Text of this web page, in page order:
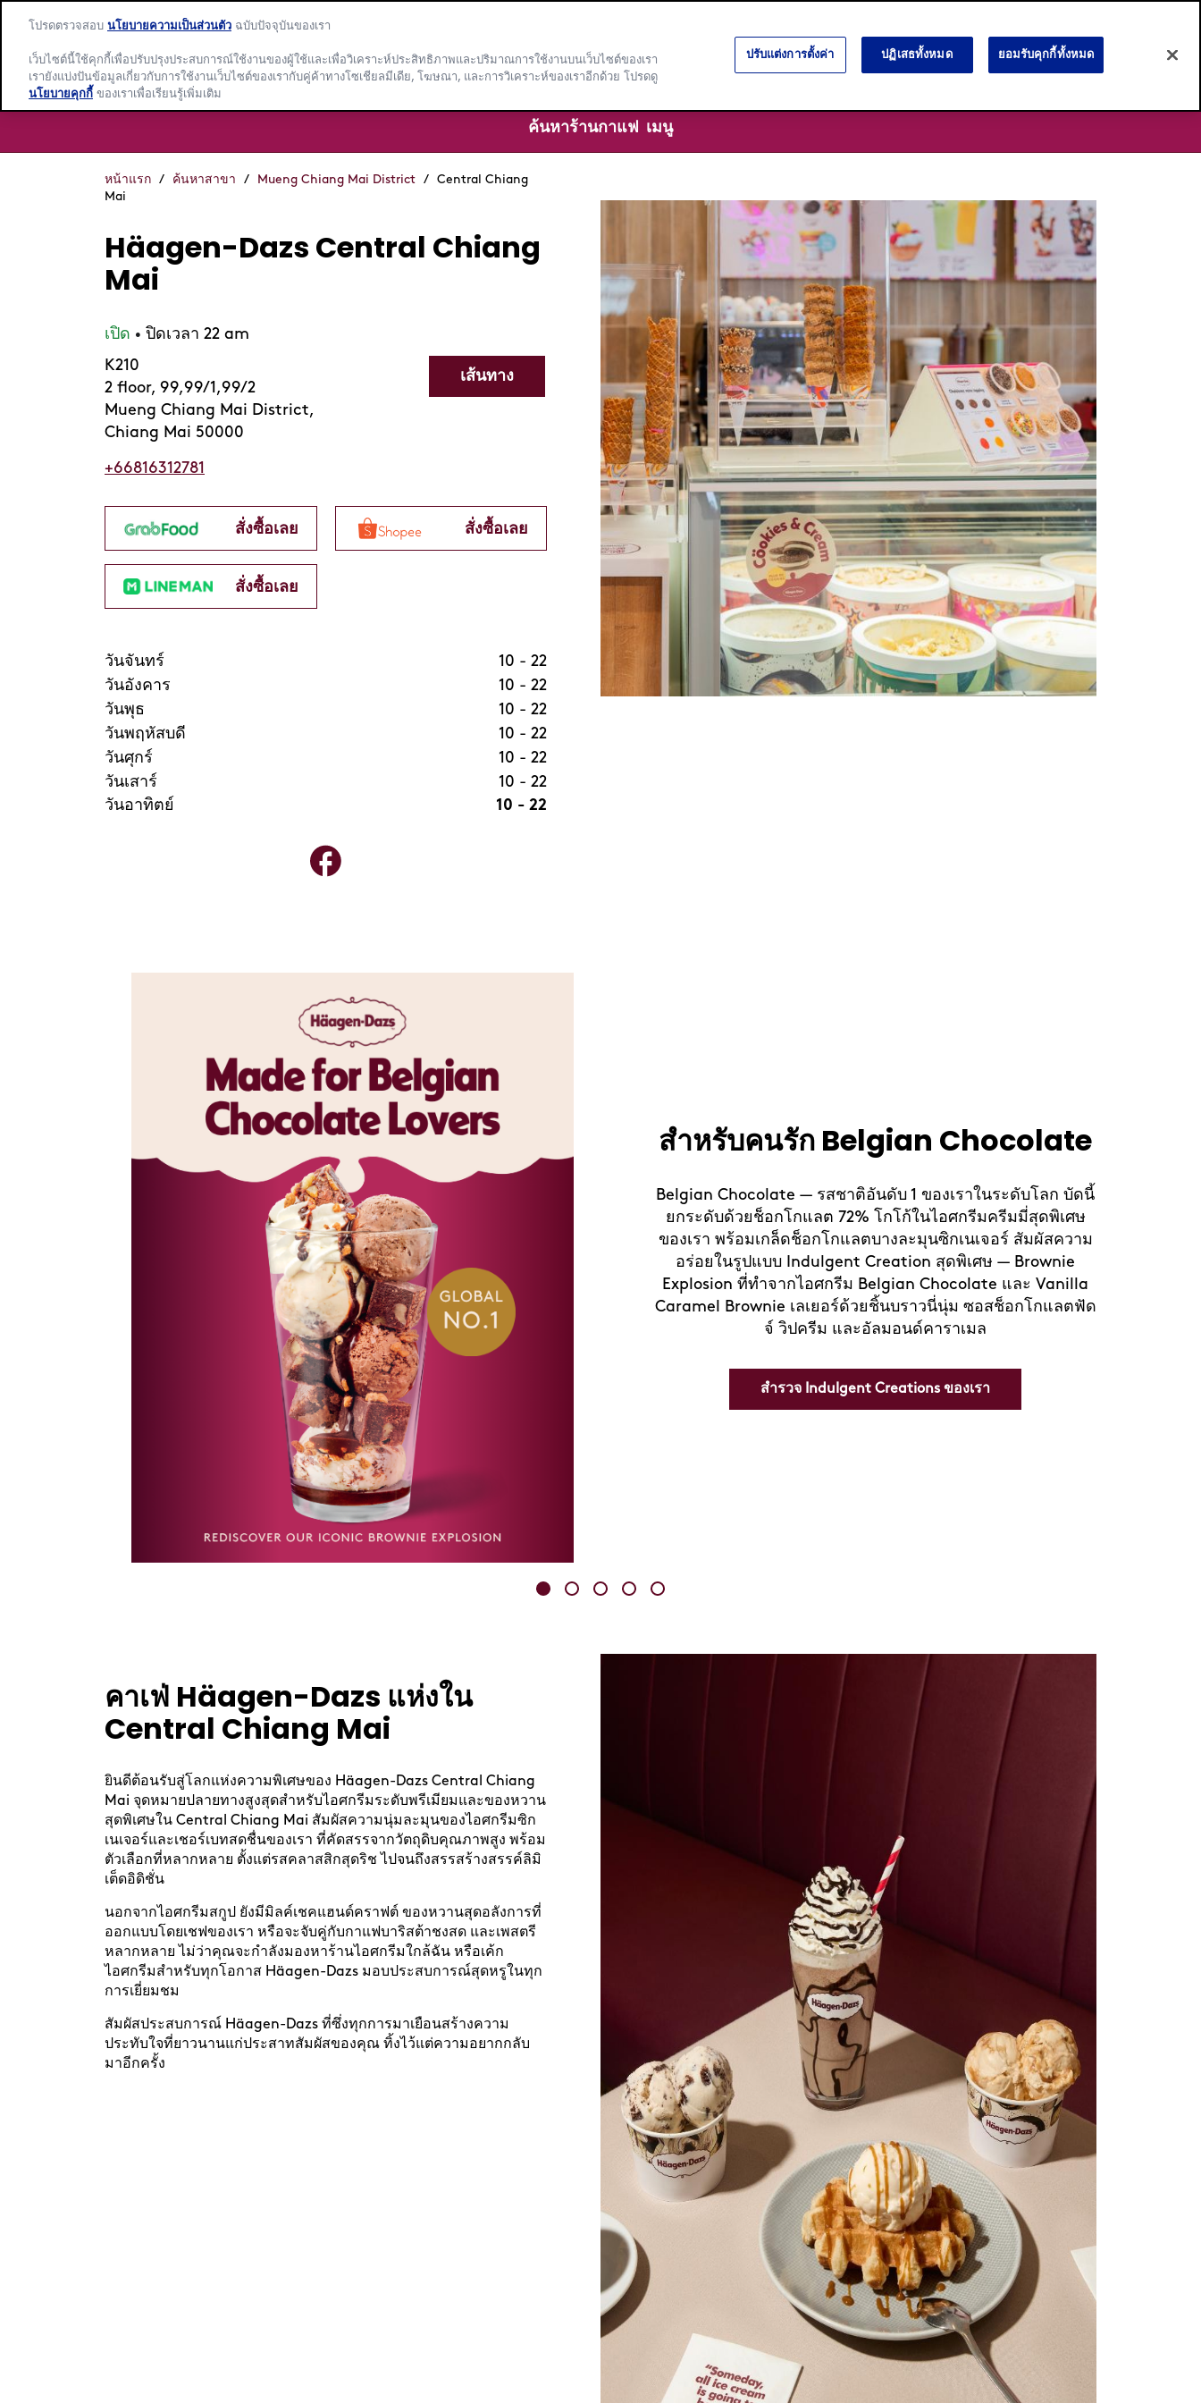
ค้นหาร้านกาแฟ เมนู
หน้าแรก / ค้นหาสาขา / Mueng Chiang Mai District /
Central Chiang
Mai
Häagen-Dazs Central Chiang
Mai
เปิด • ปิดเวลา 22 am
K210
2 floor, 99,99/1,99/2
Mueng Chiang Mai District,
Chiang Mai 50000
เส้นทาง
+66816312781
สั่งซื้อเลย สั่งซื้อเลย
สั่งซื้อเลย
วันจันทร์ 10 - 22
วันอังคาร
10 - 22
วันพุธ
10 - 22
วันพฤหัสบดี
10 - 22
วันศุกร์
10 - 22
วันเสาร์
10 - 22
วันอาทิตย์
10 - 22
ชื่นใจกับ Fruity Creations
พักผ่อนอย่างสดชื่นกับเครื่องดื่มซอร์เบทลิมิเต็ดอิดิชั่นของเรา ที่
สร้างสรรค์มาเพื่อมอบความสดใสเบาๆ ในทุกจิบ ผสมผสานด้วย
ซอร์เบทซิกเนเจอร์ Häagen-Dazs ทุกอึกจึงเต็มเปี่ยมไปด้วย
ความสดชื่นของผลไม้ — เหมาะสำหรับคลายร้อนในวันที่อากาศ
อบอุ่น แวะมาที่ร้านและค้นพบวิธีใหม่สุดโปรดในการชื่นใจของ
คาเฟ่ Häagen-Dazs แห่งใน
Central Chiang Mai
ยินดีต้อนรับสู่โลกแห่งความพิเศษของ Häagen-Dazs Central Chiang
Mai จุดหมายปลายทางสูงสุดสำหรับไอศกรีมระดับพรีเมียมและของหวาน
สุดพิเศษใน Central Chiang Mai สัมผัสความนุ่มละมุนของไอศกรีมซิก
เนเจอร์และเชอร์เบทสดชื่นของเรา ที่คัดสรรจากวัตถุดิบคุณภาพสูง พร้อม
ตัวเลือกที่หลากหลาย ตั้งแต่รสคลาสสิกสุดริช ไปจนถึงสรรสร้างสรรค์ลิมิ
เต็ดอิดิชั่น
นอกจากไอศกรีมสกูป ยังมีมิลค์เชคแฮนด์คราฟต์ ของหวานสุดอลังการที่
ออกแบบโดยเชฟของเรา หรือจะจับคู่กับกาแฟบาริสต้าชงสด และเพสตรี
หลากหลาย ไม่ว่าคุณจะกำลังมองหาร้านไอศกรีมใกล้ฉัน หรือเค้ก
ไอศกรีมสำหรับทุกโอกาส Häagen-Dazs มอบประสบการณ์สุดหรูในทุก
การเยี่ยมชม
สัมผัสประสบการณ์ Häagen-Dazs ที่ซึ่งทุกการมาเยือนสร้างความ
ประทับใจที่ยาวนานแก่ประสาทสัมผัสของคุณ ทิ้งไว้แต่ความอยากกลับ
มาอีกครั้ง
โปรดตรวจสอบ นโยบายความเป็นส่วนตัว ฉบับปัจจุบันของเรา
เว็บไซต์นี้ใช้คุกกี้เพื่อปรับปรุงประสบการณ์ใช้งานของผู้ใช้และเพื่อวิเคราะห์ประสิทธิภาพและปริมาณการใช้งานบนเว็บไซต์ของเรา
เรายังแบ่งปันข้อมูลเกี่ยวกับการใช้งานเว็บไซต์ของเรากับคู่ค้าทางโซเชียลมีเดีย, โฆษณา, และการวิเคราะห์ของเราอีกด้วย โปรดดู
นโยบายคุกกี้ ของเราเพื่อเรียนรู้เพิ่มเติม
ปรับแต่งการตั้งค่า ปฏิเสธทั้งหมด ยอมรับคุกกี้ทั้งหมด